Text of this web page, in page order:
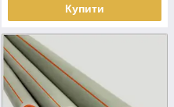
Купити